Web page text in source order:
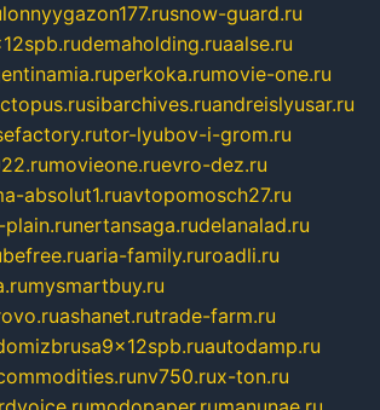
snow-guard.ru
demaholding.ruaalse.ru
perkoka.rumovie-one.ru
sibarchives.ruandreislyusar.ru
tor-lyubov-i-grom.ru
movieone.ruevro-dez.ru
absolut1.ruavtopomosch27.ru
plain.runertansaga.rudelanalad.ru
aria-family.ruroadli.ru
mysmartbuy.ru
ashanet.rutrade-farm.ru
autodamp.ru
nv750.rux-ton.ru